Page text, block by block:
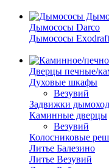
Дымососы Darco
Дымососы Exodraft
Дверцы печные/
Духовые шкафы
Везувий
Задвижки
Каминные дверцы
Везувий
Колосниковые
Литье Балезино
Литье Везувий